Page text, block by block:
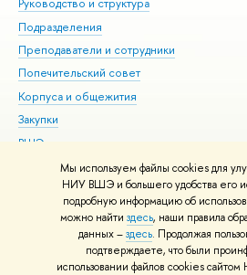
Мы используем файлы cookies для
НИУ ВШЭ и большего удобства его
подробную информацию об
можно найти здесь, наши правила
данных –здесь. Продолжая
подтверждаете, что были
использовании файлов cookies
Руководство и структура
Подразделения
Преподаватели и сотрудники
Попечительский совет
Корпуса и общежития
Закупки
ВШЭ для студентов с ограниченными
здоровья и инвалидностью
Версия для слабовидящих
Единая платежная страница
© НИУ ВШЭ 1993–2026 Адреса и контакты